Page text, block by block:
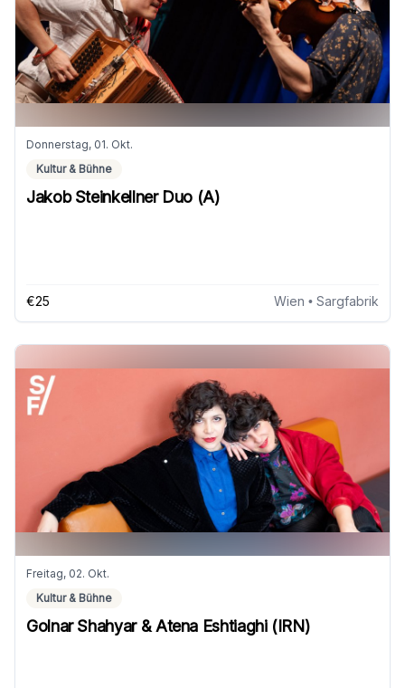
Donnerstag, 01. Okt.
Kultur & Bühne
Jakob Steinkellner Duo (A)
€25 Wien • Sargfabrik
Freitag, 02. Okt.
Kultur & Bühne
Golnar Shahyar & Atena Eshtiaghi (IRN)